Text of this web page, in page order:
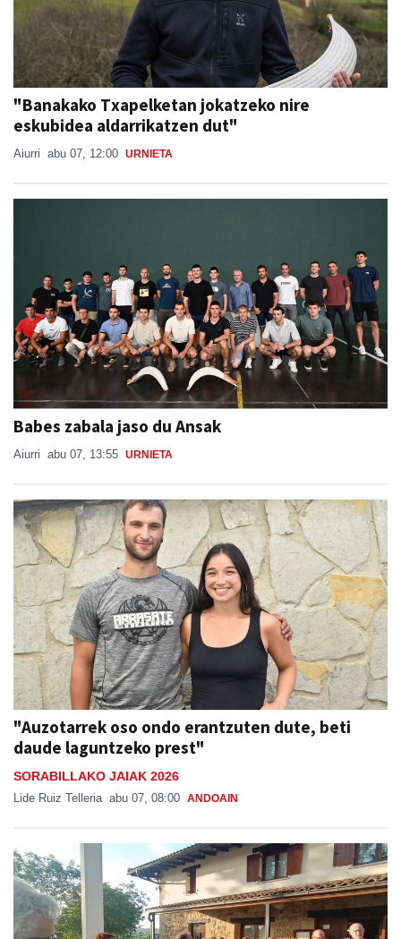
"Banakako Txapelketan jokatzeko nire
eskubidea aldarrikatzen dut"
Aiurri abu 07, 12:00 URNIETA
Babes zabala jaso du Ansak
Aiurri abu 07, 13:55 URNIETA
"Auzotarrek oso ondo erantzuten dute, beti
daude laguntzeko prest"
SORABILLAKO JAIAK 2026
Lide Ruiz Telleria abu 07, 08:00 ANDOAIN